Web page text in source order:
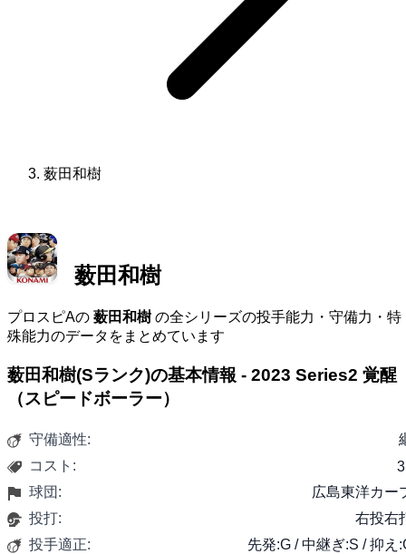
薮田和樹
薮田和樹
プロスピAの 薮田和樹 の全シリーズの投手能力・守備力・特
殊能力のデータをまとめています
薮田和樹(Sランク)の基本情報 - 2023 Series2 覚醒
（スピードボーラー）
守備適性:
コスト:
球団:
広島東洋カー
投打:
右投右
投手適正:
先発:G / 中継ぎ:S / 抑え